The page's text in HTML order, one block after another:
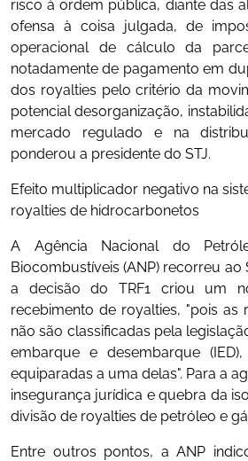
risco à ordem pública, diante das
ofensa à coisa julgada, de
operacional de cálculo da
notadamente de pagamento em
dos royalties pelo critério da
potencial desorganização,
mercado regulado e na
ponderou a presidente do STJ.
Efeito multiplicador negativo na
royalties de hidrocarbonetos
A Agência Nacional do
Biocombustíveis (ANP) recorreu ao
a decisão do TRF1 criou um
recebimento de royalties, "pois as
não são classificadas pela
embarque e desembarque
equiparadas a uma delas". Para a
insegurança jurídica e quebra da
divisão de royalties de petróleo e
Entre outros pontos, a ANP